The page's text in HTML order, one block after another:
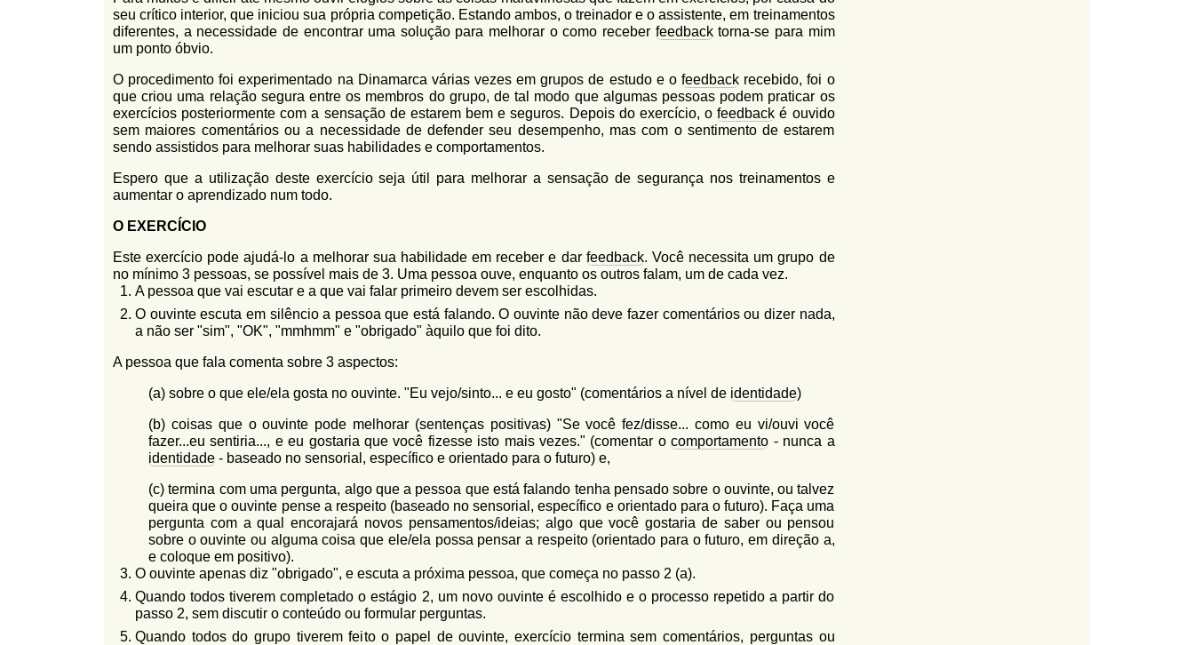
r
i
o
d
e
b
u
s
c
a
l
f
i
h
o
seu crítico interior, que iniciou sua própria competição. Estando ambos, o treinador e o assistente, em treinamentos
diferentes, a necessidade de encontrar uma solução para melhorar o como receber feedbacktorna-se para mim
um ponto óbvio.
O procedimento foi experimentado na Dinamarca várias vezes em grupos de estudo e ofeedback recebido, foi o
que criou uma relação segura entre os membros do grupo, de tal modo que algumas pessoas podem praticar os
exercícios posteriormente com a sensação de estarem bem e seguros. Depois do exercício, ofeedback é ouvido
sem maiores comentários ou a necessidade de defender seu desempenho, mas com o sentimento de estarem
sendo assistidos para melhorar suas habilidades e comportamentos.
Espero que a utilização deste exercício seja útil para melhorar a sensação de segurança nos treinamentos e
aumentar o aprendizado num todo.
O EXERCÍCIO
Este exercício pode ajudá-lo a melhorar sua habilidade em receber e dar feedback. Você necessita um grupo de
no mínimo 3 pessoas, se possível mais de 3. Uma pessoa ouve, enquanto os outros falam, um de cada vez.
A pessoa que vai escutar e a que vai falar primeiro devem ser escolhidas.
O ouvinte escuta em silêncio a pessoa que está falando. O ouvinte não deve fazer comentários ou dizer nada,
a não ser "sim", "OK", "mmhmm" e "obrigado" àquilo que foi dito.
A pessoa que fala comenta sobre 3 aspectos:
(a) sobre o que ele/ela gosta no ouvinte. "Eu vejo/sinto... e eu gosto" (comentários a nível de identidade)
(b) coisas que o ouvinte pode melhorar (sentenças positivas) "Se você fez/disse... como eu vi/ouvi você
fazer...eu sentiria..., e eu gostaria que você fizesse isto mais vezes." (comentar ocomportamento - nunca a
identidade - baseado no sensorial, específico e orientado para o futuro) e,
(c) termina com uma pergunta, algo que a pessoa que está falando tenha pensado sobre o ouvinte, ou talvez
queira que o ouvinte pense a respeito (baseado no sensorial, específico e orientado para o futuro). Faça uma
pergunta com a qual encorajará novos pensamentos/ideias; algo que você gostaria de saber ou pensou
sobre o ouvinte ou alguma coisa que ele/ela possa pensar a respeito (orientado para o futuro, em direção a,
e coloque em positivo).
O ouvinte apenas diz "obrigado", e escuta a próxima pessoa, que começa no passo 2 (a).
Quando todos tiverem completado o estágio 2, um novo ouvinte é escolhido e o processo repetido a partir do
passo 2, sem discutir o conteúdo ou formular perguntas.
Quando todos do grupo tiverem feito o papel de ouvinte, exercício termina sem comentários, perguntas ou